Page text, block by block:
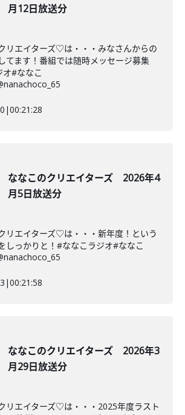
月12日放送分
リエイターズ♡は・・・みなさんからの
てます！番組では随時メッセージ募集
オ#ななこ
|00:21:28
ななこのクリエイターズ 2026年4
月5日放送分
リエイターズ♡は・・・新年度！という
しっかりと！#ななこラジオ#ななこ
|00:21:58
ななこのクリエイターズ 2026年3
月29日放送分
リエイターズ♡は・・・2025年度ラスト